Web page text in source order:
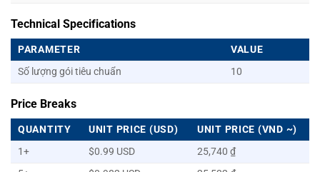
Technical Specifications
PARAMETER
VALUE
Số lượng gói tiêu chuẩn
10
Price Breaks
QUANTITY UNIT PRICE (USD)
UNIT PRICE (VND ~)
1+
$0.99 USD
25,740 ₫